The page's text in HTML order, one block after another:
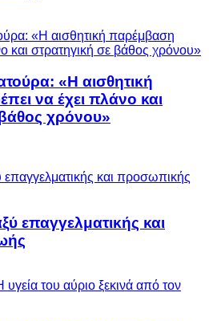
«Η αισθητική
να έχει πλάνο και
χρόνου»
επαγγελματικής και